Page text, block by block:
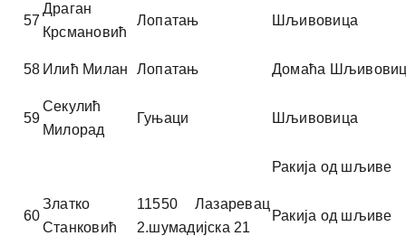
57
Драган
Крсмановић
Лопатањ Шљивовица
58 Илић Милан Лопатањ Домаћа
59
Секулић
Милорад
Гуњаци Шљивовица
60
Златко
Станковић
11550 Лазаревац
2.шумадијска 21
Ракија од шљиве
Ракија од шљиве